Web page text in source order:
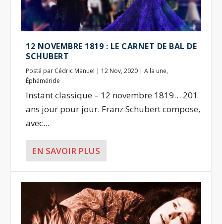
12 NOVEMBRE 1819 : LE CARNET DE BAL DE
SCHUBERT
Posté par Cédric Manuel | 12 Nov, 2020 |A la une,
Éphéméride
Instant classique – 12 novembre 1819… 201
ans jour pour jour. Franz Schubert compose,
avec...
EN SAVOIR PLUS